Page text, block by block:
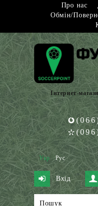
Про нас
Обмін/
Інтернет-
Укр Рус
Вхід